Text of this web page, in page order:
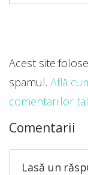
Comentarii
Lasă un
Acest site
spamul. Află
comentariilor